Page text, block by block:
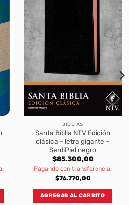
BIBLIAS
Santa Biblia NTV Edición
clásica – letra gigante –
SentiPiel negro
$85.300,00
Pagando con transferencia:
$76.770,00
AGREGAR AL CARRITO